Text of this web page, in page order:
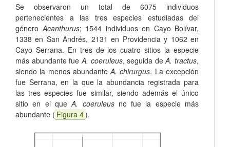
Se observaron un total de 6075 individuos
pertenecientes a las tres especies estudiadas del
géneroAcanthurus; 1544 individuos en Cayo Bolívar,
1338 en San Andrés, 2131 en Providencia y 1062 en
Cayo Serrana. En tres de los cuatro sitios la especie
más abundante fueA. coeruleus, seguida deA. tractus,
siendo la menos abundanteA. chirurgus. La excepción
fue Serrana, en la que la abundancia registrada para
las tres especies fue similar, siendo además el único
sitio en el queA. coeruleusno fue la especie más
abundante ( Figura 4).